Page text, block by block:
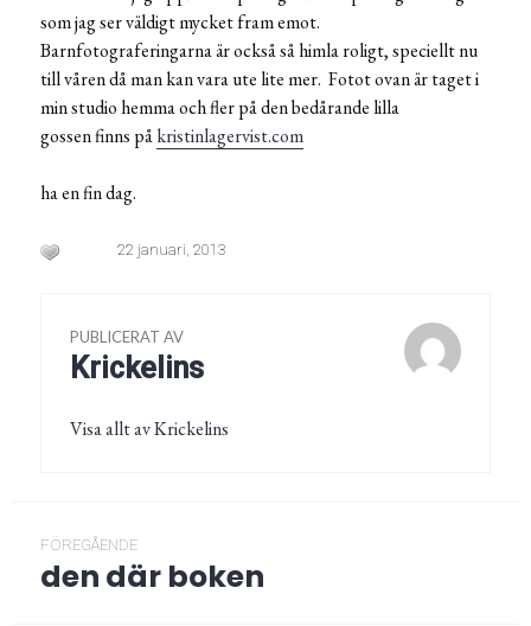
som jag ser väldigt mycket fram emot.
Barnfotograferingarna är också så himla roligt, speciellt nu
till våren då man kan vara ute lite mer. Fotot ovan är taget i
min studio hemma och fler på den bedårande lilla
gossen finns påkristinlagervist.com
ha en fin dag.
22 januari, 2013
PUBLICERAT AV
Krickelins
Visa allt av Krickelins
FÖREGÅENDE
Föregående
den där boken